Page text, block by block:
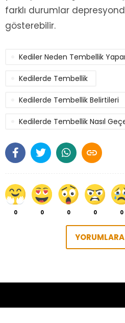

0 0 0 0 0
farklı durumlar
gösterebilir.
Kediler Neden Tembellik
Kedilerde Tembellik
Kedilerde Tembellik Belirtileri
Kedilerde Tembellik Nasıl